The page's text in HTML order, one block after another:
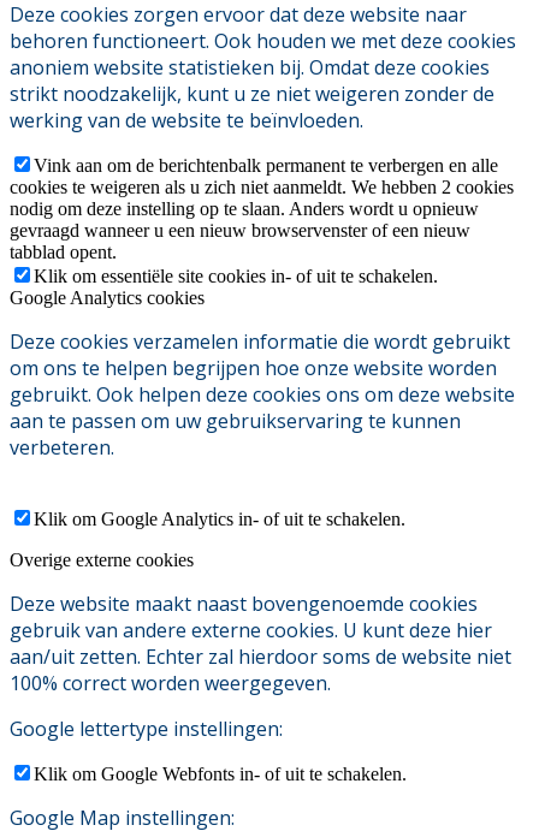
Deze cookies zorgen ervoor dat deze website naar
behoren functioneert. Ook houden we met deze cookies
anoniem website statistieken bij. Omdat deze cookies
strikt noodzakelijk, kunt u ze niet weigeren zonder de
werking van de website te beïnvloeden.
Vink aan om de berichtenbalk permanent te verbergen en alle
cookies te weigeren als u zich niet aanmeldt. We hebben 2 cookies
nodig om deze instelling op te slaan. Anders wordt u opnieuw
gevraagd wanneer u een nieuw browservenster of een nieuw
tabblad opent.
Klik om essentiële site cookies in- of uit te schakelen.
Google Analytics cookies
Deze cookies verzamelen informatie die wordt gebruikt
om ons te helpen begrijpen hoe onze website worden
gebruikt. Ook helpen deze cookies ons om deze website
aan te passen om uw gebruikservaring te kunnen
verbeteren.
Klik om Google Analytics in- of uit te schakelen.
Overige externe cookies
Deze website maakt naast bovengenoemde cookies
gebruik van andere externe cookies. U kunt deze hier
aan/uit zetten. Echter zal hierdoor soms de website niet
100% correct worden weergegeven.
Google lettertype instellingen:
Klik om Google Webfonts in- of uit te schakelen.
Google Map instellingen: